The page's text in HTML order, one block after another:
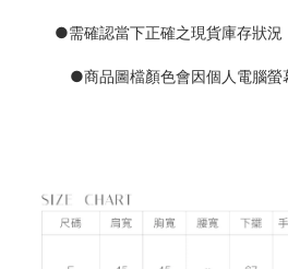
●需確認當下正確之現貨庫存狀況
●商品圖檔顏色會因個人電腦螢